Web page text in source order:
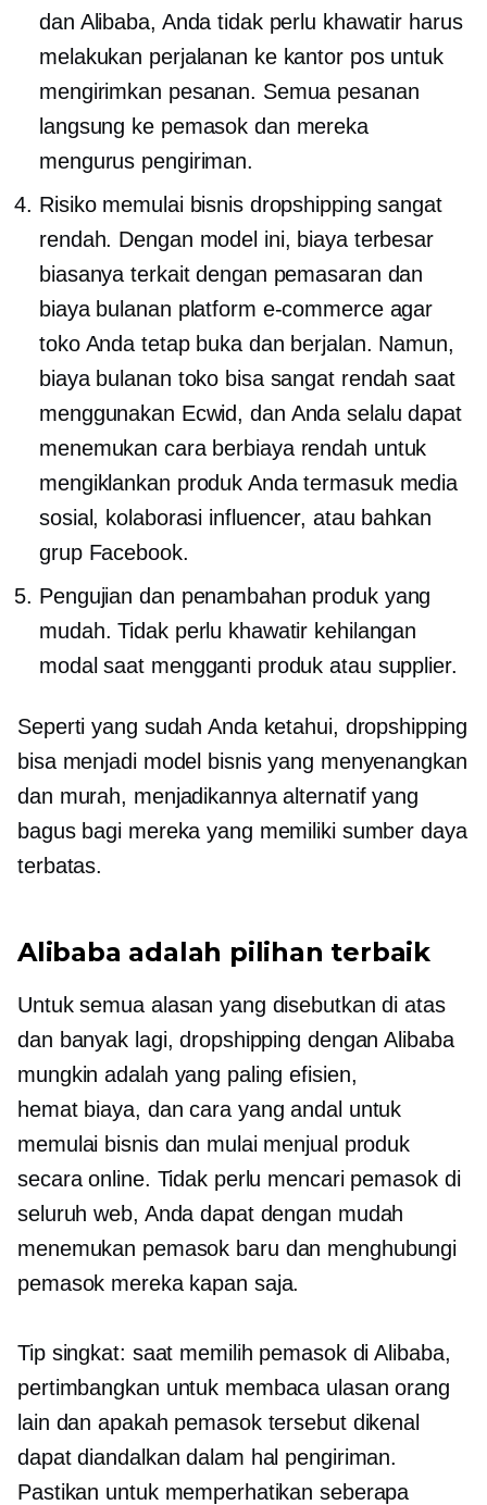
dan Alibaba, Anda tidak perlu khawatir harus
melakukan perjalanan ke kantor pos untuk
mengirimkan pesanan. Semua pesanan
langsung ke pemasok dan mereka
mengurus pengiriman.
Risiko memulai bisnis dropshipping sangat
rendah. Dengan model ini, biaya terbesar
biasanya terkait dengan pemasaran dan
biaya bulanan platform e-commerce agar
toko Anda tetap buka dan berjalan. Namun,
biaya bulanan toko bisa sangat rendah saat
menggunakan Ecwid, dan Anda selalu dapat
menemukan cara berbiaya rendah untuk
mengiklankan produk Anda termasuk media
sosial, kolaborasi influencer, atau bahkan
grup Facebook.
Pengujian dan penambahan produk yang
mudah. Tidak perlu khawatir kehilangan
modal saat mengganti produk atau supplier.
Seperti yang sudah Anda ketahui, dropshipping
bisa menjadi model bisnis yang menyenangkan
dan murah, menjadikannya alternatif yang
bagus bagi mereka yang memiliki sumber daya
terbatas.
Alibaba adalah pilihan terbaik
Untuk semua alasan yang disebutkan di atas
dan banyak lagi, dropshipping dengan Alibaba
mungkin adalah yang paling efisien,
hemat biaya, dan cara yang andal untuk
memulai bisnis dan mulai menjual produk
secara online. Tidak perlu mencari pemasok di
seluruh web, Anda dapat dengan mudah
menemukan pemasok baru dan menghubungi
pemasok mereka kapan saja.
Tip singkat: saat memilih pemasok di Alibaba,
pertimbangkan untuk membaca ulasan orang
lain dan apakah pemasok tersebut dikenal
dapat diandalkan dalam hal pengiriman.
Pastikan untuk memperhatikan seberapa